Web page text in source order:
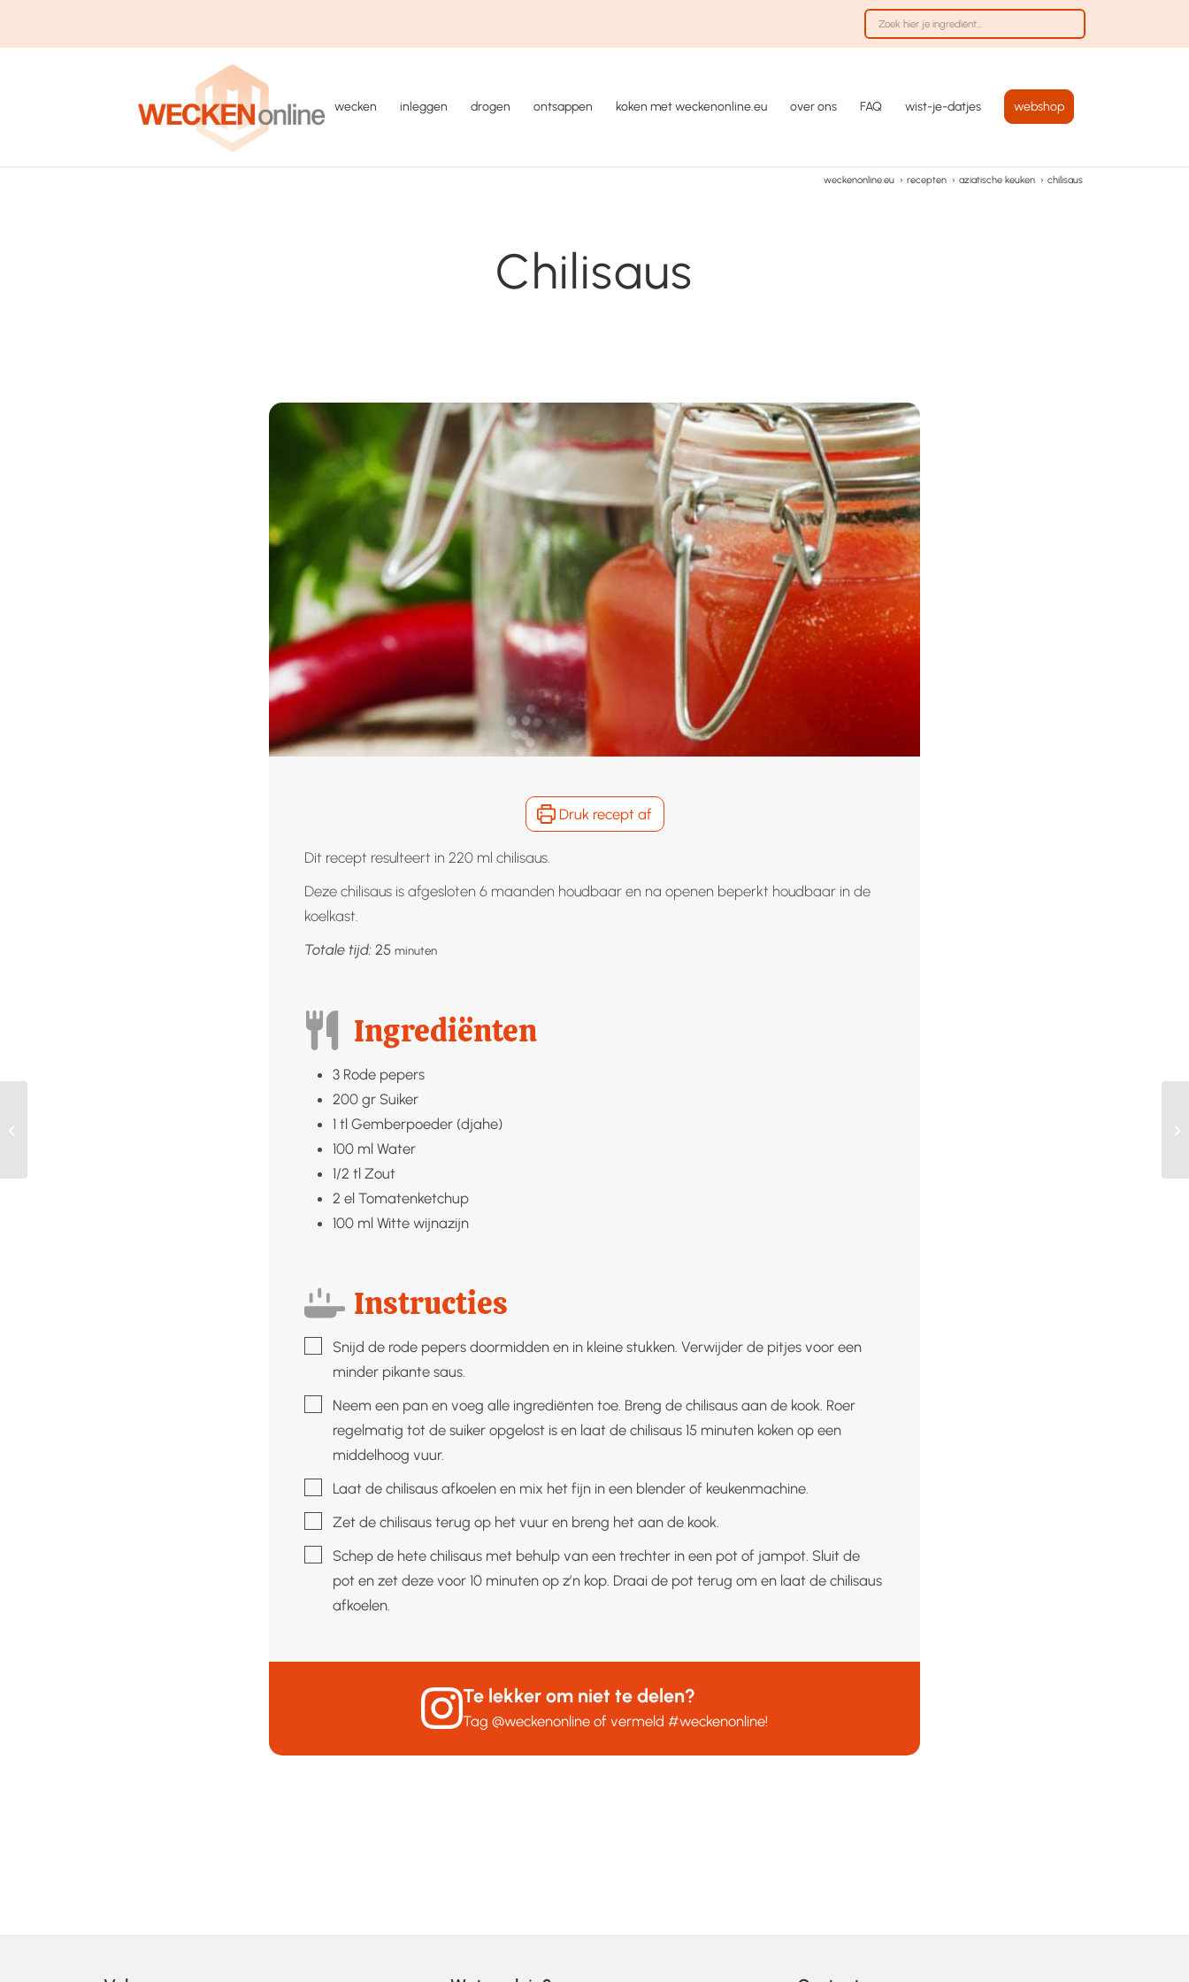
wecken inleggen drogen ontsappen koken met weckenonline.eu over ons FAQ wist-je-datjes webshop
weckenonline.eu › recepten › aziatische keuken › chilisaus
Chilisaus
Druk recept af
Dit recept resulteert in 220 ml chilisaus.
Deze chilisaus is afgesloten 6 maanden houdbaar en na openen beperkt houdbaar in de
koelkast.
Totale tijd: 25minuten
minuten
Ingrediënten
3 Rode pepers
200 gr Suiker
1 tl Gemberpoeder (djahe)
100 ml Water
1/2 tl Zout
2 el Tomatenketchup
100 ml Witte wijnazijn
Instructies
▢Snijd de rode pepers doormidden en in kleine stukken. Verwijder de pitjes voor een
minder pikante saus.
▢Neem een pan en voeg alle ingrediënten toe. Breng de chilisaus aan de kook. Roer
regelmatig tot de suiker opgelost is en laat de chilisaus 15 minuten koken op een
middelhoog vuur.
▢Laat de chilisaus afkoelen en mix het fijn in een blender of keukenmachine.
▢
Zet de chilisaus terug op het vuur en breng het aan de kook.
▢Schep de hete chilisaus met behulp van een trechter in een pot of jampot. Sluit de
pot en zet deze voor 10 minuten op z’n kop. Draai de pot terug om en laat de chilisaus
afkoelen.
Te lekker om niet te delen?
Tag@weckenonline of vermeld#weckenonline!